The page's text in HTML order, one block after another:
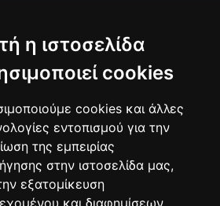
η ιστοσελίδα
cookies
cookies και άλλες
εντοπισμού για την
της εμπειρίας
στην ιστοσελίδα μας,
εξατομίκευση
και διαφημίσεων,
Κύκλος Σεμιναρίων Διαδραστικών ...
ΕΠΙΜΟΡΦΩΣΗΣ ΕΡΓΟΔΟΤΩΝ ΣΕ ...
Υγιεινής Και Ασφάλειας ...